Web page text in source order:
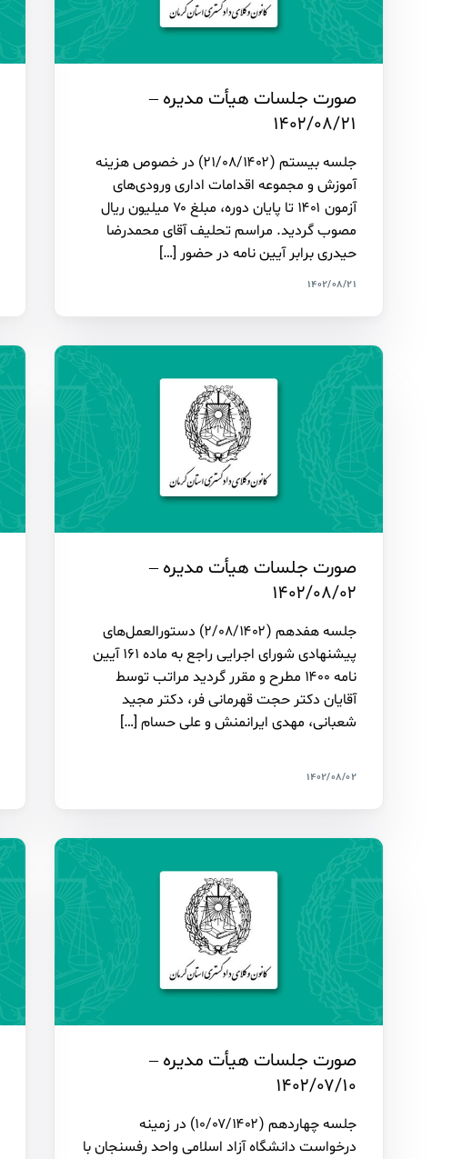
صورت جلسات هیأت مدیره –
۱۴۰۲/۰۸/۲۱
جلسه بیستم (۲۱/۰۸/۱۴۰۲) در خصوص هزینه
آموزش و مجموعه اقدامات اداری ورودی‌های
آزمون ۱۴۰۱ تا پایان دوره، مبلغ ۷۰ میلیون ریال
مصوب گردید. مراسم تحلیف آقای محمدرضا
حیدری برابر آیین نامه در حضور […]
۱۴۰۲/۰۸/۲۱
صورت جلسات هیأت مدیره –
۱۴۰۲/۰۸/۰۲
جلسه هفدهم (۲/۰۸/۱۴۰۲) دستورالعمل‌های
پیشنهادی شورای اجرایی راجع به ماده ۱۶۱ آیین
نامه ۱۴۰۰ مطرح و مقرر گردید مراتب توسط
آقایان دکتر حجت قهرمانی فر، دکتر مجید
شعبانی، مهدی ایرانمنش و علی حسام […]
۱۴۰۲/۰۸/۰۲
صورت جلسات هیأت مدیره –
۱۴۰۲/۰۷/۱۰
جلسه چهاردهم (۱۰/۰۷/۱۴۰۲) در زمینه
درخواست دانشگاه آزاد اسلامی واحد رفسنجان با